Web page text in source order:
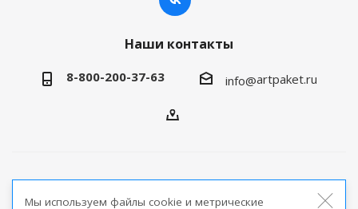
Наши контакты
8-800-200-37-63 info@artpaket.ru
Мы используем файлы cookie и метрические